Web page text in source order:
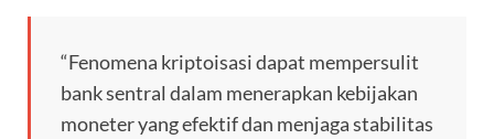
“Fenomena kriptoisasi dapat mempersulit
bank sentral dalam menerapkan kebijakan
moneter yang efektif dan menjaga stabilitas